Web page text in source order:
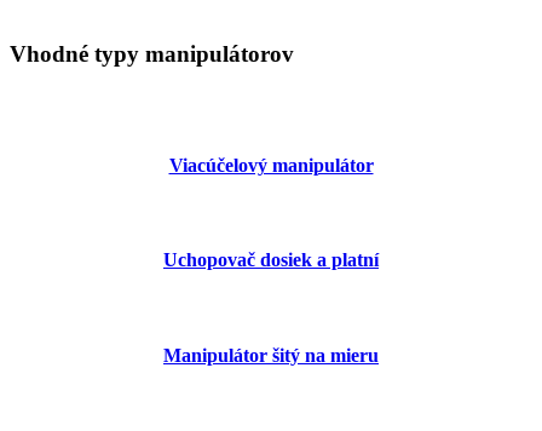
Vhodné typy manipulátorov
Viacúčelový manipulátor
Uchopovač dosiek a platní
Manipulátor šitý na mieru